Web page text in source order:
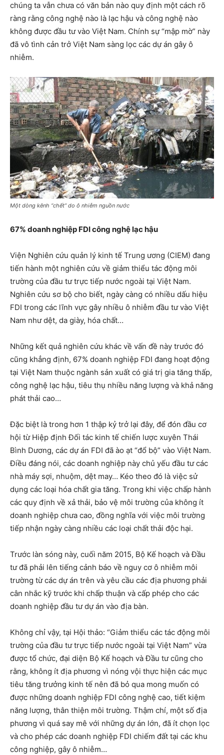
chúng ta vẫn chưa có văn bản nào quy định một cách rõ
ràng rằng công nghệ nào là lạc hậu và công nghệ nào
không được đầu tư vào Việt Nam. Chính sự “mập mờ” này
đã vô tình cản trở Việt Nam sàng lọc các dự án gây ô
nhiễm.
Một dòng kênh “chết” do ô nhiễm nguồn nước
67% doanh nghiệp FDI công nghệ lạc hậu
Viện Nghiên cứu quản lý kinh tế Trung ương (CIEM) đang
tiến hành một nghiên cứu về giảm thiểu tác động môi
trường của đầu tư trực tiếp nước ngoài tại Việt Nam.
Nghiên cứu sơ bộ cho biết, ngày càng có nhiều dấu hiệu
FDI trong các lĩnh vực gây nhiều ô nhiễm đầu tư vào Việt
Nam như dệt, da giày, hóa chất…
Những kết quả nghiên cứu khác về vấn đề này trước đó
cũng khẳng định, 67% doanh nghiệp FDI đang hoạt động
tại Việt Nam thuộc ngành sản xuất có giá trị gia tăng thấp,
công nghệ lạc hậu, tiêu thụ nhiều năng lượng và khả năng
phát thải cao…
Đặc biệt là trong hơn 1 thập kỷ trở lại đây, để đón đầu cơ
hội từ Hiệp định Đối tác kinh tế chiến lược xuyên Thái
Bình Dương, các dự án FDI đã ào ạt “đổ bộ” vào Việt Nam.
Điều đáng nói, các doanh nghiệp này chủ yếu đầu tư các
nhà máy sợi, nhuộm, dệt may… Kéo theo đó là việc sử
dụng các loại hóa chất gia tăng. Trong khi việc chấp hành
các quy định về xả thải, bảo vệ môi trường của không ít
doanh nghiệp chưa cao, đồng nghĩa với việc môi trường
tiếp nhận ngày càng nhiều các loại chất thải độc hại.
Trước làn sóng này, cuối năm 2015, Bộ Kế hoạch và Đầu
tư đã phải lên tiếng cảnh báo về nguy cơ ô nhiễm môi
trường từ các dự án trên và yêu cầu các địa phương phải
cân nhắc kỹ trước khi chấp thuận và cấp phép cho các
doanh nghiệp đầu tư dự án vào địa bàn.
Không chỉ vậy, tại Hội thảo: “Giảm thiểu các tác động môi
trường của đầu tư trực tiếp nước ngoài tại Việt Nam” vừa
được tổ chức, đại diện Bộ Kế hoạch và Đầu tư cũng cho
rằng, không ít địa phương vì nóng vội thực hiện các mục
tiêu tăng trưởng kinh tế nên đã bỏ qua mong muốn có
được những doanh nghiệp FDI công nghệ cao, tiết kiệm
năng lượng, thân thiện môi trường. Thậm chí, một số địa
phương vì quá say mê với những dự án lớn, đã ít chọn lọc
và cho phép các doanh nghiệp FDI chiếm đất tại các khu
công nghiệp, gây ô nhiễm…